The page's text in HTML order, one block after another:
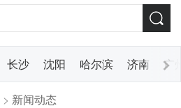
长沙 沈阳 哈尔滨 济南 广
> 新闻动态